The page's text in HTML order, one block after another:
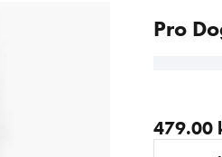
Pro
479.00